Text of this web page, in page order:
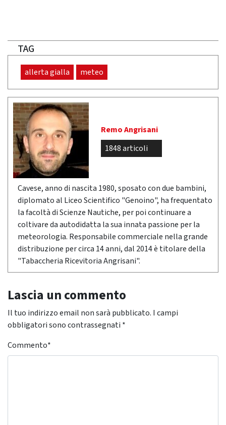
TAG
allerta gialla meteo
Remo Angrisani
1848 articoli
Cavese, anno di nascita 1980, sposato con due bambini,
diplomato al Liceo Scientifico "Genoino", ha frequentato
la facoltà di Scienze Nautiche, per poi continuare a
coltivare da autodidatta la sua innata passione per la
meteorologia. Responsabile commerciale nella grande
distribuzione per circa 14 anni, dal 2014 è titolare della
"Tabaccheria Ricevitoria Angrisani".
Lascia un commento
Il tuo indirizzo email non sarà pubblicato. I campi
obbligatori sono contrassegnati *
Commento*